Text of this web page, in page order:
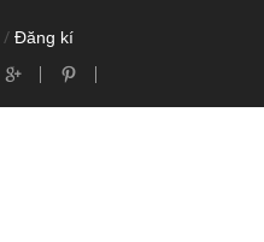
/ Đăng kí